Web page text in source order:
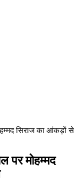
सिराज का आंकड़ों से
पर मोहम्मद